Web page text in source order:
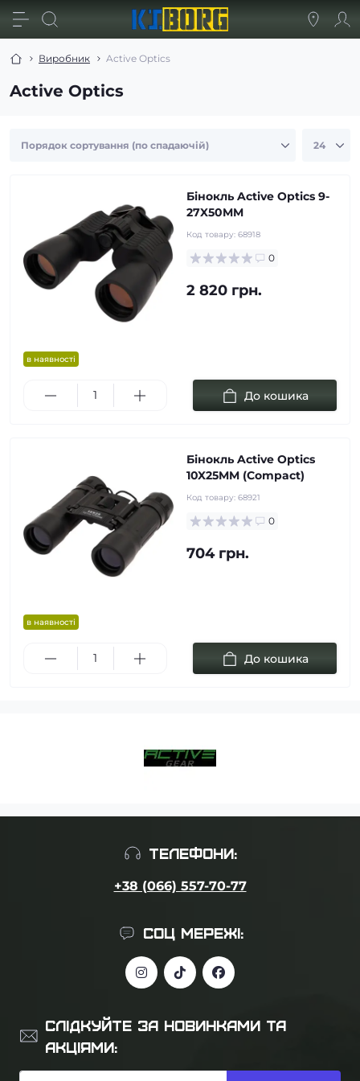
Виробник Active Optics
Active Optics
в наявності
Бінокль Active Optics 9-
27X50MM
Код товару: 68918
0
2 820 грн.
До кошика
в наявності
Бінокль Active Optics
10X25MM (Compact)
Код товару: 68921
0
704 грн.
До кошика
ТЕЛЕФОНИ:
+38 (066) 557-70-77
СОЦ МЕРЕЖІ:
СЛІДКУЙТЕ ЗА НОВИНКАМИ ТА
АКЦІЯМИ: